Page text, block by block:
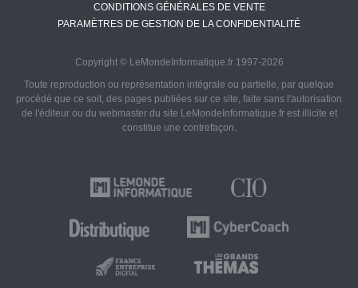
CONDITIONS GÉNÉRALES DE VENTE
PARAMÈTRES DE GESTION DE LA CONFIDENTIALITÉ
Copyright © LeMondeInformatique.fr 1997-2026
Toute reproduction ou représentation intégrale ou partielle, par quelque
procédé que ce soit, des pages publiées sur ce site, faite sans l'autorisation
de l'éditeur ou du webmaster du site LeMondeInformatique.fr est illicite et
constitue une contrefaçon.